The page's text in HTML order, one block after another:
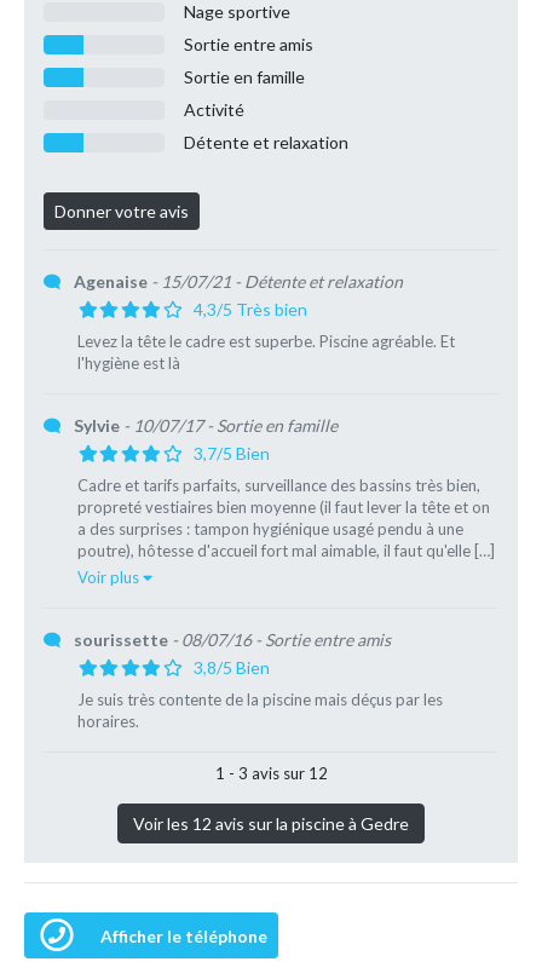
Nage sportive
Sortie entre amis
Sortie en famille
Activité
Détente et relaxation
Agenaise - 15/07/21 - Détente et relaxation
4,3/5 Très bien
Levez la tête le cadre est superbe. Piscine agréable. Et
l'hygiène est là
Sylvie - 10/07/17- Sortie en famille
3,7/5 Bien
Cadre et tarifs parfaits, surveillance des bassins très bien,
propreté vestiaires bien moyenne (il faut lever la tête et on
a des surprises : tampon hygiénique usagé pendu à une
poutre), hôtesse d'accueil fort mal aimable, il faut qu'elle […]
Voir plus
sourissette - 08/07/16- Sortie entre amis
3,8/5 Bien
Je suis très contente de la piscine mais déçus par les
horaires.
1 - 3 avis sur 12
Voir les 12 avis sur la piscine à Gedre
Afficher le téléphone